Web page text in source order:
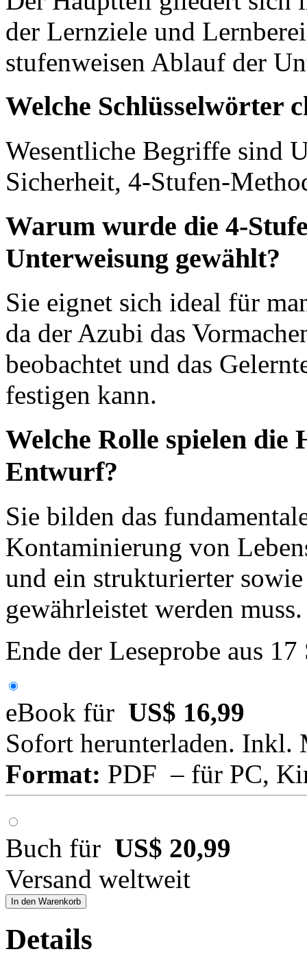
der Lernziele und
stufenweisen Ablauf der
Welche Schlüsselwörter
Wesentliche Begriffe sind
Sicherheit, 4-Stufen-
Warum wurde die 4-
Unterweisung gewählt?
Sie eignet sich ideal für
da der Azubi das
beobachtet und das
festigen kann.
Welche Rolle spielen die
Entwurf?
Sie bilden das
Kontaminierung von
und ein strukturierter
gewährleistet werden muss.
Ende der Leseprobe aus
eBook für US$ 16,99
Sofort herunterladen. Inkl.
Format: PDF – für PC,
Buch für US$ 20,99
Versand weltweit
In den Warenkorb
Details